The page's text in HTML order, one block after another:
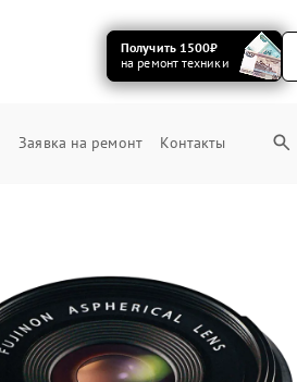
Получить 1500₽
на ремонт техники
Заявка на ремонт Контакты